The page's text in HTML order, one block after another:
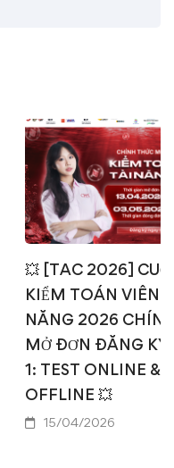
💥 [TAC 2026]
KIỂM TOÁN VIÊN
NĂNG 2026
MỞ ĐƠN ĐĂNG KÝ
1: TEST ONLINE &
OFFLINE 💥
15/04/2026